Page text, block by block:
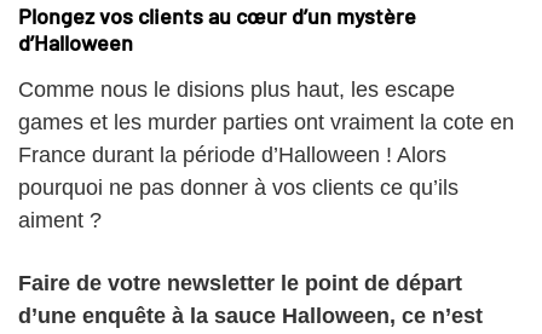
Plongez vos clients au cœur d’un mystère
d’Halloween
Comme nous le disions plus haut, les escape
games et les murder parties ont vraiment la cote en
France durant la période d’Halloween ! Alors
pourquoi ne pas donner à vos clients ce qu’ils
aiment ?
Faire de votre newsletter le point de départ
d’une enquête à la sauce Halloween, ce n’est